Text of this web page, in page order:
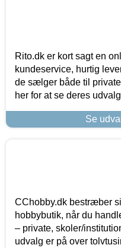
Rito.dk er kort sagt en
kundeservice, hurtig
de sælger både til
her for at se deres
Se
CChobby.dk bestræber
hobbybutik, når du
– private, skoler/
udvalg er på over